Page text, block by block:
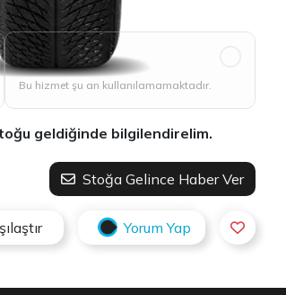
Vale
Bu hizmet şu an kullanılamamaktadır.
geldiğinde bilgilendirelim.
Stoğa Gelince Haber Ver
Yorum Yap